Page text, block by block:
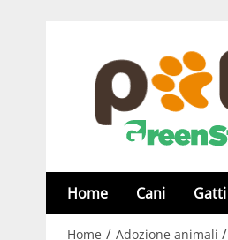
Home Cani Gatti
Home / Adozione animali /